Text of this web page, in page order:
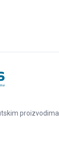
proizvodima